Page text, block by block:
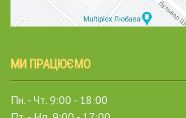
МИ ПРАЦЮЄМО
Пн. - Чт. 9:00 - 18:00